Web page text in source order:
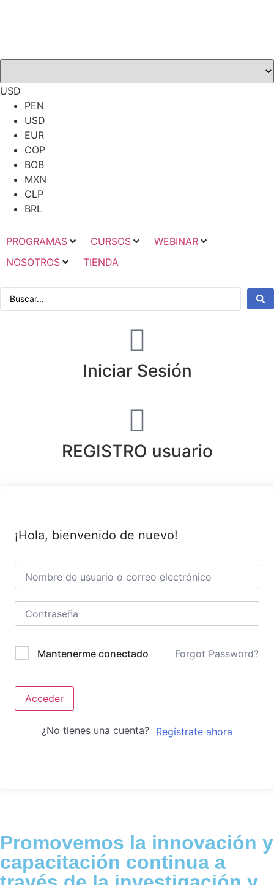
USD
PEN
USD
EUR
COP
BOB
MXN
CLP
BRL
PROGRAMAS CURSOS
WEBINAR
NOSOTROS
TIENDA
Iniciar Sesión
REGISTRO usuario
¡Hola, bienvenido de nuevo!
Mantenerme conectado Forgot Password?
Acceder
¿No tienes una cuenta? Regístrate ahora
Promovemos la innovación y
capacitación continua a